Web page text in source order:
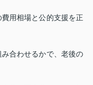
用相場と公的支援を正
合わせるかで、老後の